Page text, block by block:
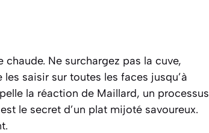
Ne surchargez pas la cuve,
saisir sur toutes les faces jusqu’à
la réaction de Maillard, un processus
le secret d’un plat mijoté savoureux.